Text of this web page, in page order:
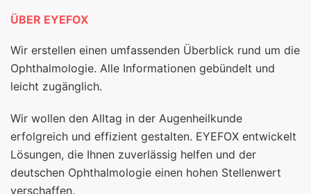
ÜBER EYEFOX
Wir erstellen einen umfassenden Überblick rund um die
Ophthalmologie. Alle Informationen gebündelt und
leicht zugänglich.
Wir wollen den Alltag in der Augenheilkunde
erfolgreich und effizient gestalten. EYEFOX entwickelt
Lösungen, die Ihnen zuverlässig helfen und der
deutschen Ophthalmologie einen hohen Stellenwert
verschaffen.